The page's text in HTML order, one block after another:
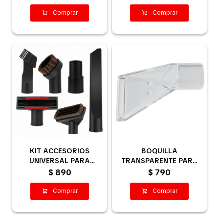
KIT ACCESORIOS
UNIVERSAL PARA
ASPIRADORAS
$ 890
BOQUILLA
TRANSPARENTE PARA
EXTRACCIÓN / LIMPIEZA
$ 790